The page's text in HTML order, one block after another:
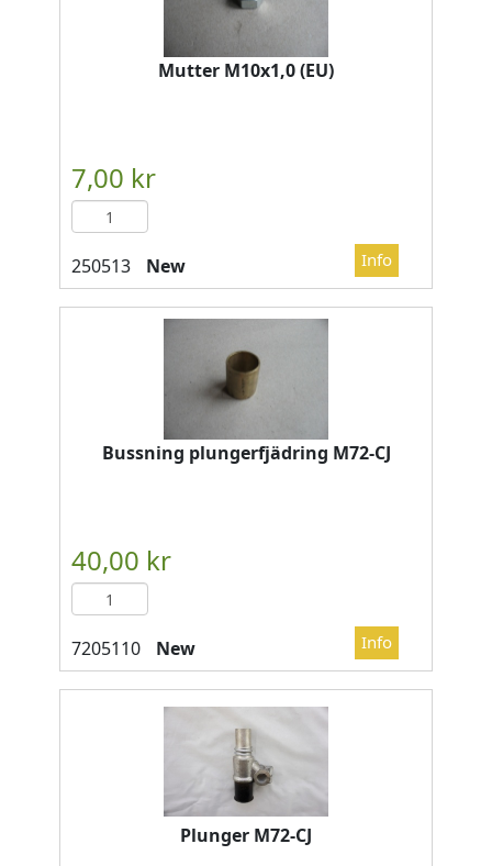
Mutter M10x1,0 (EU)
New
Bussning plungerfjädring M72-CJ
New
Plunger M72-CJ